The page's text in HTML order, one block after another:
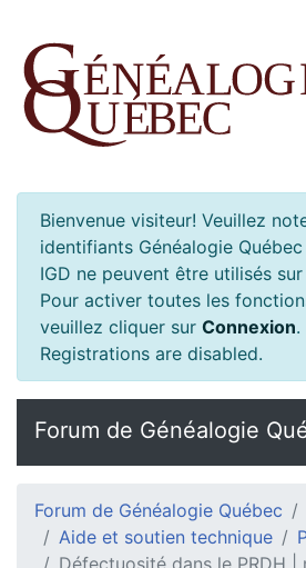
Bienvenue visiteur! Veuillez
identifiants Généalogie
IGD ne peuvent être utilisés
Pour activer toutes les
veuillez cliquer sur Connexion.
Registrations are disabled.
Forum de Généalogie
Forum de Généalogie Québec
Aide et soutien technique
Défectuosité dans le PRDH |